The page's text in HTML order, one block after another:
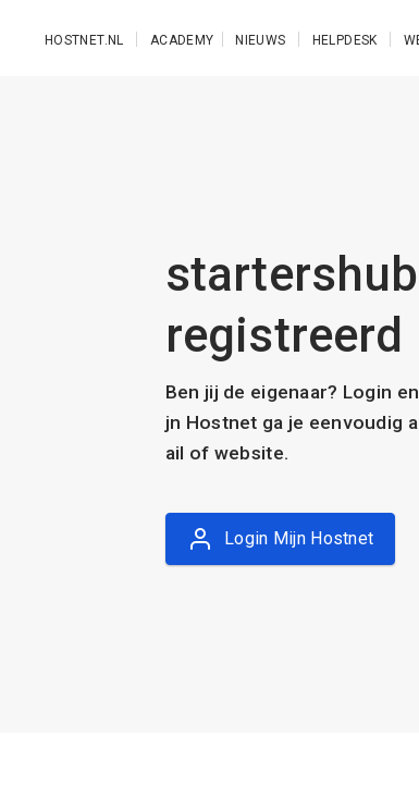
HOSTNET.NL ACADEMY NIEUWS HELPDESK
registreerd
Ben jij de eigenaar? Login
jn Hostnet ga je eenvoudig
ail of website.
Login Mijn Hostnet